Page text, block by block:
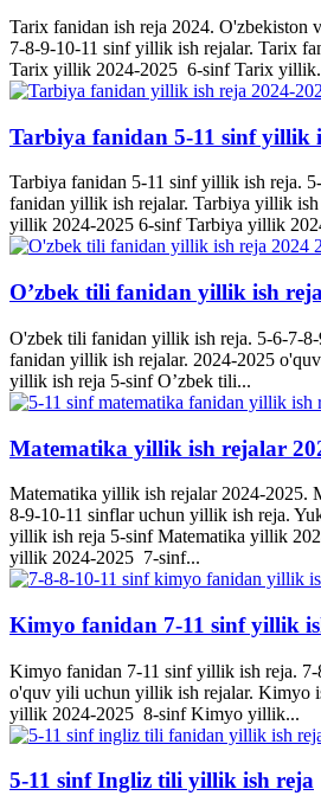
Tarix fanidan ish reja 2024. O'zbekiston
7-8-9-10-11 sinf yillik ish rejalar. Tarix
Tarix yillik 2024-2025 6-sinf Tarix
Tarbiya fanidan 5-11 sinf yillik
Tarbiya fanidan 5-11 sinf yillik ish reja.
fanidan yillik ish rejalar. Tarbiya yillik
yillik 2024-2025 6-sinf Tarbiya yillik
O’zbek tili fanidan yillik ish reja
O'zbek tili fanidan yillik ish reja. 5-6-7-
fanidan yillik ish rejalar. 2024-2025
yillik ish reja 5-sinf O’zbek tili...
Matematika yillik ish rejalar
Matematika yillik ish rejalar 2024-2025.
8-9-10-11 sinflar uchun yillik ish reja.
yillik ish reja 5-sinf Matematika yillik
yillik 2024-2025 7-sinf...
Kimyo fanidan 7-11 sinf yillik
Kimyo fanidan 7-11 sinf yillik ish reja.
o'quv yili uchun yillik ish rejalar. Kimyo
yillik 2024-2025 8-sinf Kimyo yillik...
5-11 sinf Ingliz tili yillik ish reja